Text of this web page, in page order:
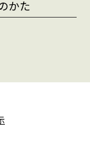
かた